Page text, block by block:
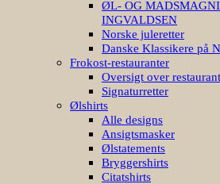
ØL- OG
INGVALDSEN
Norske juleretter
Danske Klassikere på
Frokost-restauranter
Oversigt over
Signaturretter
Ølshirts
Alle designs
Ansigtsmasker
Ølstatements
Bryggershirts
Citatshirts